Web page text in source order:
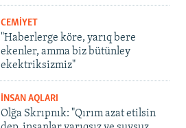
CEMİYET
"Haberlerge köre, yarıq bere
ekenler, amma biz bütünley
ekektriksizmiz"
İNSAN AQLARI
Olğa Skrıpnık: "Qırım azat etilsin